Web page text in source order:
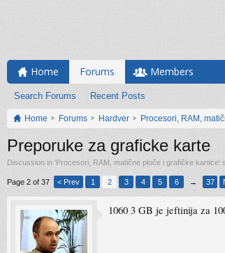
Home Forums
Search Forums Recent Posts
Members
Home Forums Hardver Procesori, RAM,
Preporuke za graficke karte
Discussion in 'Procesori, RAM, matične ploče i grafičke kartice'
Page 2 of 37 < Prev 1 2 3 4 5 6 → 37
1060 3 GB je jeftinija za